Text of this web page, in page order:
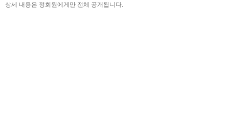
상세 내용은 정회원에게만 전체 공개됩니다.